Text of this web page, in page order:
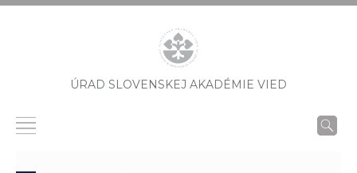
ÚRAD SLOVENSKEJ AKADÉMIE VIED